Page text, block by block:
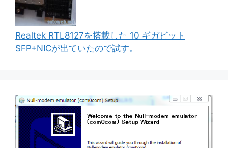
Realtek RTL8127を搭載した 10 ギガビット
SFP+NICが出ていたので試す。